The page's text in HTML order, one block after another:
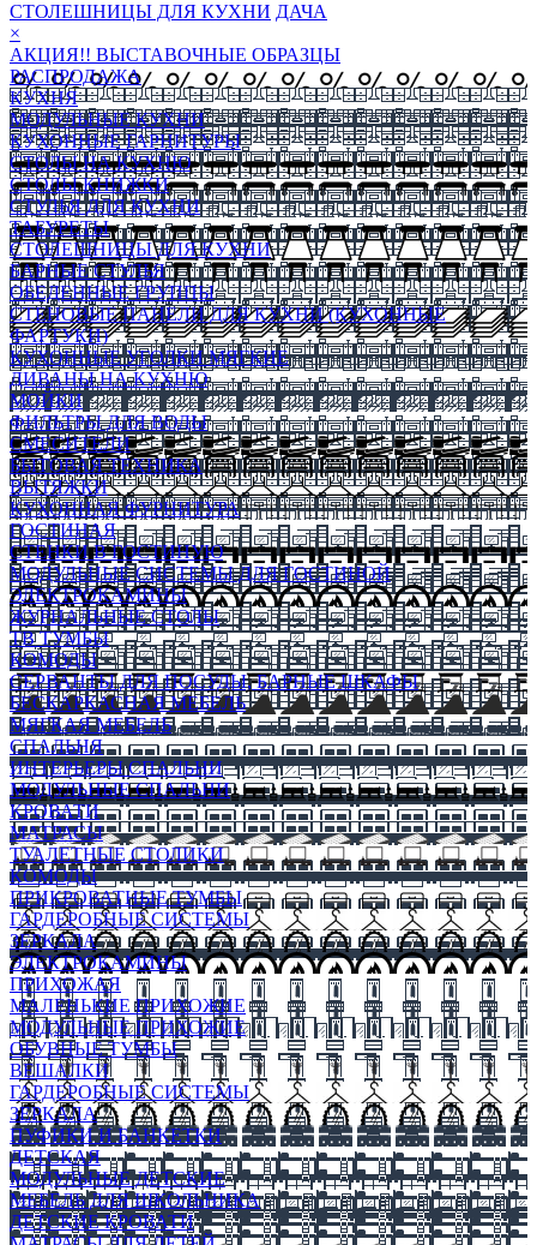
СТОЛЕШНИЦЫ ДЛЯ КУХНИ ДАЧА
×
АКЦИЯ!! ВЫСТАВОЧНЫЕ ОБРАЗЦЫ
РАСПРОДАЖА
КУХНЯ
МОДУЛЬНЫЕ КУХНИ
КУХОННЫЕ ГАРНИТУРЫ
СТОЛЫ НА КУХНЮ
СТОЛЫ КНИЖКИ
СТУЛЬЯ ДЛЯ КУХНИ
ТАБУРЕТЫ
СТОЛЕШНИЦЫ ДЛЯ КУХНИ
БАРНЫЕ СТУЛЬЯ
ОБЕДЕННЫЕ ГРУППЫ
СТЕНОВЫЕ ПАНЕЛИ ДЛЯ КУХНИ (КУХОННЫЕ
ФАРТУКИ)
КУХОННЫЕ УГОЛКИ МЯГКИЕ
ДИВАНЫ НА КУХНЮ
МОЙКИ
ФИЛЬТРЫ ДЛЯ ВОДЫ
СМЕСИТЕЛИ
БЫТОВАЯ ТЕХНИКА
ВЫТЯЖКИ
КУХОННАЯ ФУРНИТУРА
ГОСТИНАЯ
СТЕНКИ В ГОСТИНУЮ
МОДУЛЬНЫЕ СИСТЕМЫ ДЛЯ ГОСТИНОЙ
ЭЛЕКТРОКАМИНЫ
ЖУРНАЛЬНЫЕ СТОЛЫ
ТВ ТУМБЫ
КОМОДЫ
СЕРВАНТЫ ДЛЯ ПОСУДЫ, БАРНЫЕ ШКАФЫ
БЕСКАРКАСНАЯ МЕБЕЛЬ
МЯГКАЯ МЕБЕЛЬ
СПАЛЬНЯ
ИНТЕРЬЕРЫ СПАЛЬНИ
МОДУЛЬНЫЕ СПАЛЬНИ
КРОВАТИ
МАТРАСЫ
ТУАЛЕТНЫЕ СТОЛИКИ
КОМОДЫ
ПРИКРОВАТНЫЕ ТУМБЫ
ГАРДЕРОБНЫЕ СИСТЕМЫ
ЗЕРКАЛА
ЭЛЕКТРОКАМИНЫ
ПРИХОЖАЯ
МАЛЕНЬКИЕ ПРИХОЖИЕ
МОДУЛЬНЫЕ ПРИХОЖИЕ
ОБУВНЫЕ ТУМБЫ
ВЕШАЛКИ
ГАРДЕРОБНЫЕ СИСТЕМЫ
ЗЕРКАЛА
ПУФИКИ И БАНКЕТКИ
ДЕТСКАЯ
МОДУЛЬНЫЕ ДЕТСКИЕ
МЕБЕЛЬ ДЛЯ ШКОЛЬНИКА
ДЕТСКИЕ КРОВАТИ